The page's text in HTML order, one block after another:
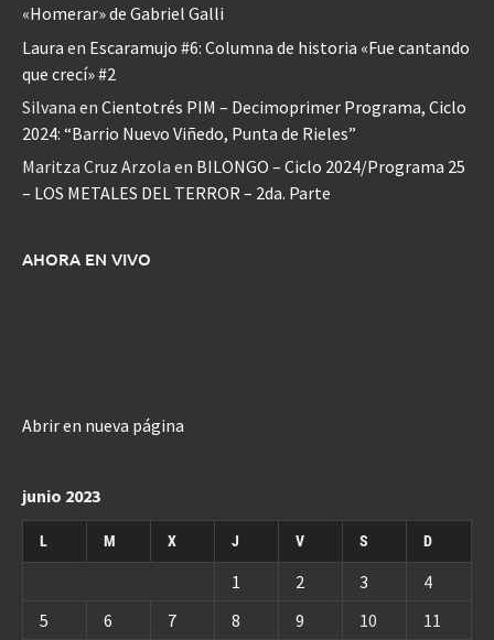
«Homerar» de Gabriel Galli
Laura en Escaramujo #6: Columna de historia «Fue cantando
que crecí» #2
Silvana en Cientotrés PIM – Decimoprimer Programa, Ciclo
2024: “Barrio Nuevo Viñedo, Punta de Rieles”
Maritza Cruz Arzola en BILONGO – Ciclo 2024/Programa 25
– LOS METALES DEL TERROR – 2da. Parte
AHORA EN VIVO
Abrir en nueva página
junio 2023
L M X J V S D
1 2 3
4
5
6 7 8 9 10 11